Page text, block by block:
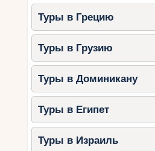
Туры в Грецию
Туры в Грузию
Туры в Доминикану
Туры в Египет
Туры в Израиль